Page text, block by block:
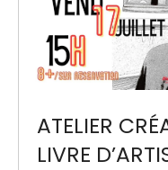
ATELIER
LIVRE